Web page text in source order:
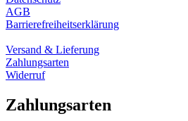
AGB
Barrierefreiheitserklärung
Versand & Lieferung
Zahlungsarten
Widerruf
Zahlungsarten